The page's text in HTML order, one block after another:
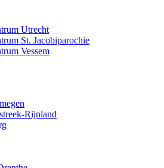
Utrecht
St. Jacobiparochie
Vessem
Rijnland